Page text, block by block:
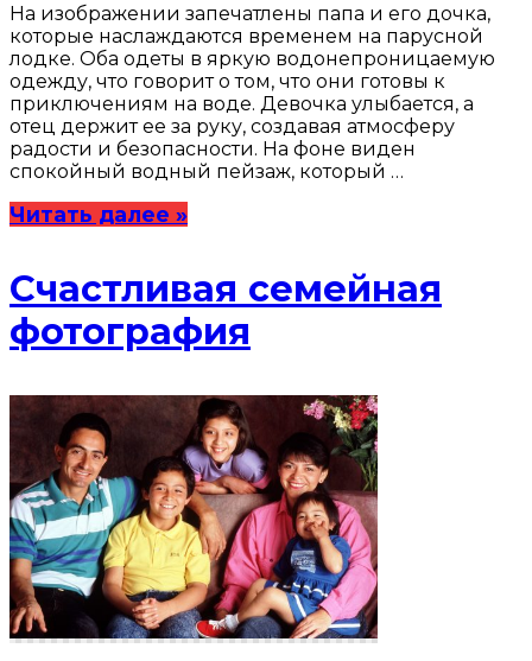
На изображении запечатлены папа и его дочка,
которые наслаждаются временем на парусной
лодке. Оба одеты в яркую водонепроницаемую
одежду, что говорит о том, что они готовы к
приключениям на воде. Девочка улыбается, а
отец держит ее за руку, создавая атмосферу
радости и безопасности. На фоне виден
спокойный водный пейзаж, который …
Читать далее »
Счастливая семейная
фотография